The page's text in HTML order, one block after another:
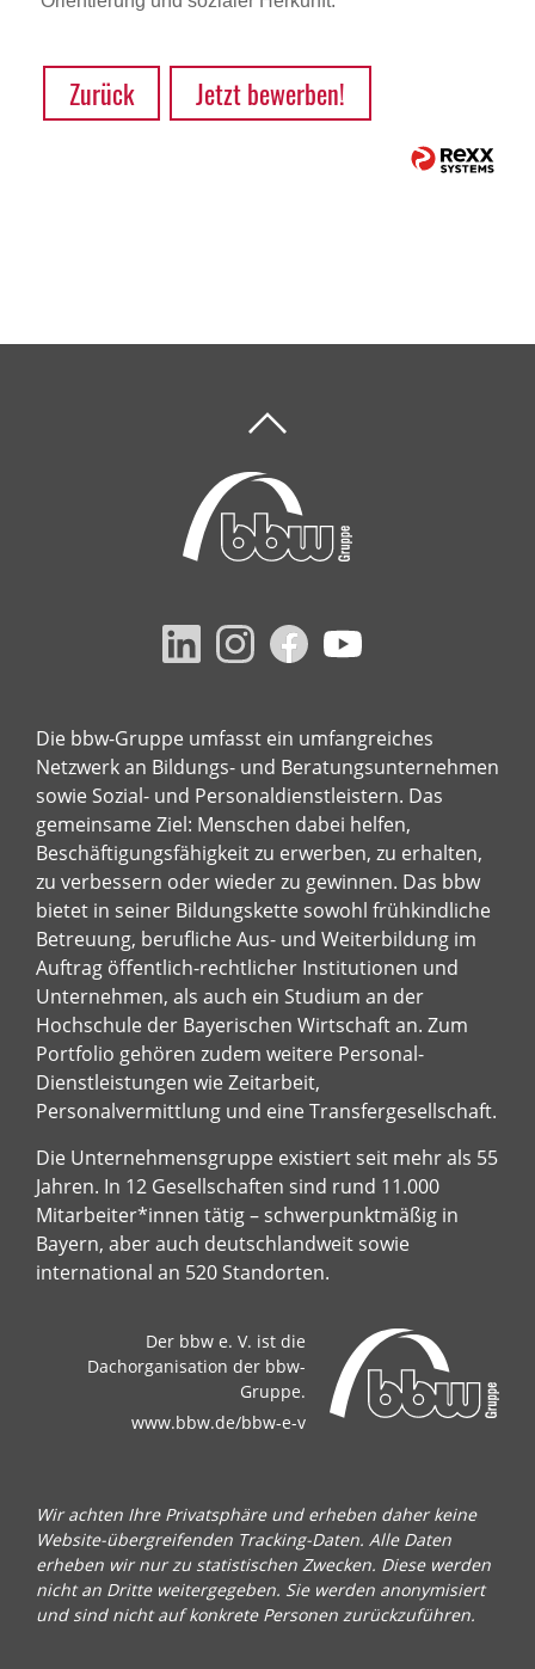
Zurück Jetzt bewerben!
Die bbw-Gruppe umfasst ein umfangreiches
Netzwerk an Bildungs- und Beratungsunternehmen
sowie Sozial- und Personaldienstleistern. Das
gemeinsame Ziel: Menschen dabei helfen,
Beschäftigungsfähigkeit zu erwerben, zu erhalten,
zu verbessern oder wieder zu gewinnen. Das bbw
bietet in seiner Bildungskette sowohl frühkindliche
Betreuung, berufliche Aus- und Weiterbildung im
Auftrag öffentlich-rechtlicher Institutionen und
Unternehmen, als auch ein Studium an der
Hochschule der Bayerischen Wirtschaft an. Zum
Portfolio gehören zudem weitere Personal-
Dienstleistungen wie Zeitarbeit,
Personalvermittlung und eine Transfergesellschaft.
Die Unternehmensgruppe existiert seit mehr als 55
Jahren. In 12 Gesellschaften sind rund 11.000
Mitarbeiter*innen tätig – schwerpunktmäßig in
Bayern, aber auch deutschlandweit sowie
international an 520 Standorten.
Der bbw e. V. ist die
Dachorganisation der bbw-
Gruppe.
www.bbw.de/bbw-e-v
Wir achten Ihre Privatsphäre und erheben daher keine
Website-übergreifenden Tracking-Daten. Alle Daten
erheben wir nur zu statistischen Zwecken. Diese werden
nicht an Dritte weitergegeben. Sie werden anonymisiert
und sind nicht auf konkrete Personen zurückzuführen.